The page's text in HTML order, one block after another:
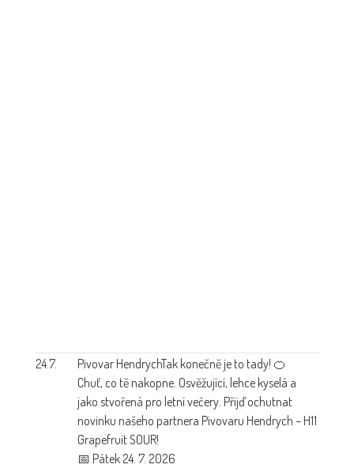
24.7. Pivovar HendrychTak konečně je to tady! 🍊
Chuť, co tě nakopne. Osvěžující, lehce kyselá a
jako stvořená pro letní večery. Přijď ochutnat
novinku našeho partnera Pivovaru Hendrych – H11
Grapefruit SOUR!
📅 Pátek 24. 7. 2026